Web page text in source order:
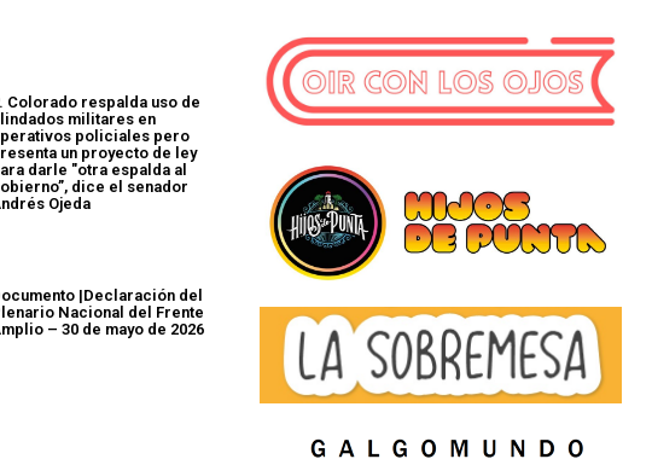
Colorado respalda uso de
militares en
policiales pero
un proyecto de ley
darle "otra espalda al
dice el senador
Ojeda
|Declaración del
Nacional del Frente
– 30 de mayo de 2026